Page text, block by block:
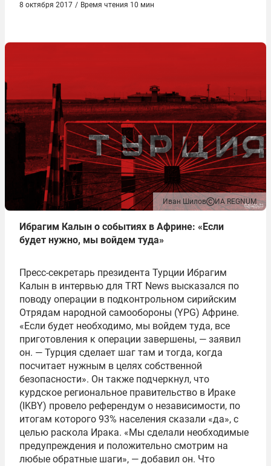
8 октября 2017 / Время чтения 10 мин
Иван Шилов ИА REGNUM
Ибрагим Калын о событиях в Африне: «Если
будет нужно, мы войдем туда»
Пресс-секретарь президента Турции Ибрагим
Калын в интервью для ТRT News высказался по
поводу операции в подконтрольном сирийским
Отрядам народной самообороны (YPG) Африне.
«Если будет необходимо, мы войдем туда, все
приготовления к операции завершены, — заявил
он. — Турция сделает шаг там и тогда, когда
посчитает нужным в целях собственной
безопасности». Он также подчеркнул, что
курдское региональное правительство в Ираке
(IKBY) провело референдум о независимости, по
итогам которого 93% населения сказали «да», с
целью раскола Ирака. «Мы сделали необходимые
предупреждения и положительно смотрим на
любые обратные шаги», — добавил он. Что